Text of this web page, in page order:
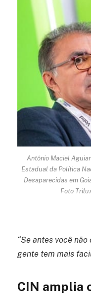
Antônio Maciel
Estadual da Política
Desaparecidas em
Foto
“Se antes você
gente tem mais
CIN amplia